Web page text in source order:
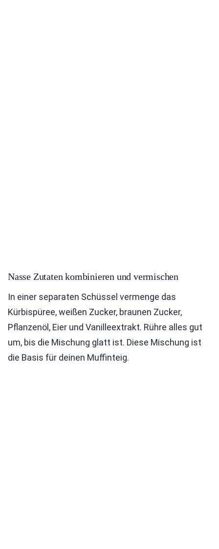
Nasse Zutaten kombinieren und vermischen
In einer separaten Schüssel vermenge das
Kürbispüree, weißen Zucker, braunen Zucker,
Pflanzenöl, Eier und Vanilleextrakt. Rühre alles gut
um, bis die Mischung glatt ist. Diese Mischung ist
die Basis für deinen Muffinteig.